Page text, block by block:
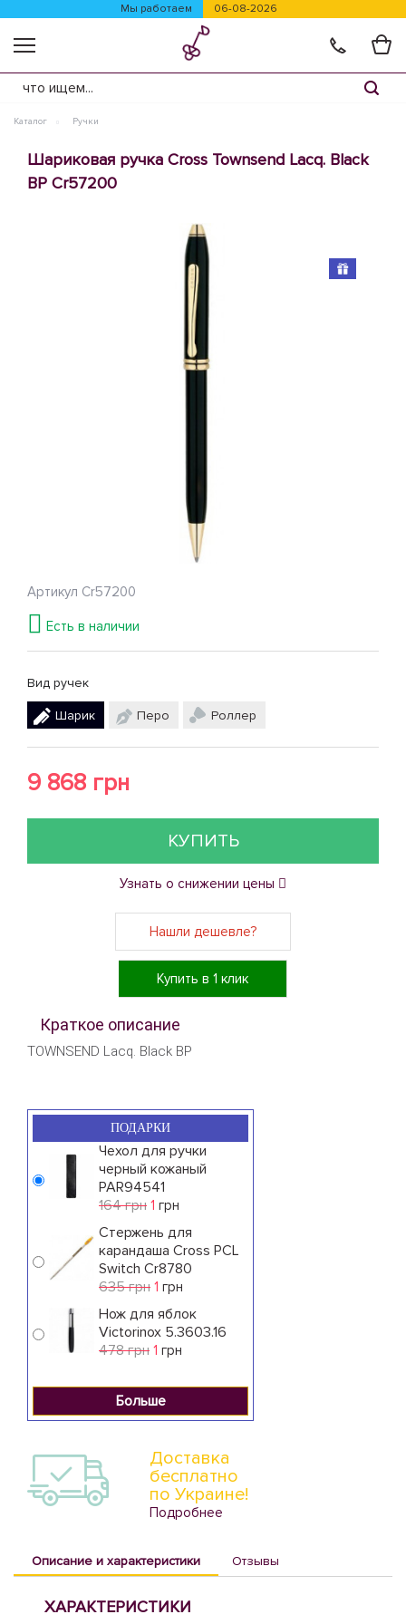
Мы работаем 06-08-2026
Каталог Ручки
Шариковая ручка Cross Townsend Lacq. Black
BP Cr57200
Артикул Cr57200
Есть в наличии
Вид ручек
Шарик Перо Роллер
9 868 грн
КУПИТЬ
Узнать о снижении цены
Нашли дешевле?
Купить в 1 клик
Краткое описание
TOWNSEND Lacq. Black BP
ПОДАРКИ
Чехол для ручки
черный кожаный
PAR94541
164 грн 1 грн
Стержень для
карандаша Cross PCL
Switch Cr8780
635 грн 1 грн
Нож для яблок
Victorinox 5.3603.16
478 грн 1 грн
Больше
Доставка
бесплатно
по Украине!
Подробнее
Описание и характеристики Отзывы
ХАРАКТЕРИСТИКИ